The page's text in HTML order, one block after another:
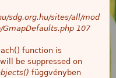
sdg.org.hu/sites/all/mod
107
function is
be suppressed on
függvényben